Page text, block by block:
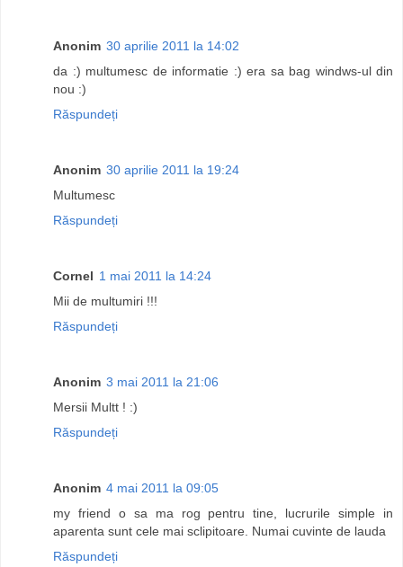
Anonim 30 aprilie 2011 la 14:02
da :) multumesc de informatie :) era sa bag windws-ul din
nou :)
Răspundeți
Anonim 30 aprilie 2011 la 19:24
Multumesc
Răspundeți
Cornel 1 mai 2011 la 14:24
Mii de multumiri !!!
Răspundeți
Anonim 3 mai 2011 la 21:06
Mersii Multt ! :)
Răspundeți
Anonim 4 mai 2011 la 09:05
my friend o sa ma rog pentru tine, lucrurile simple in
aparenta sunt cele mai sclipitoare. Numai cuvinte de lauda
Răspundeți